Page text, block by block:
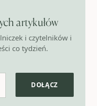
artykułów
i czytelników i
co tydzień.